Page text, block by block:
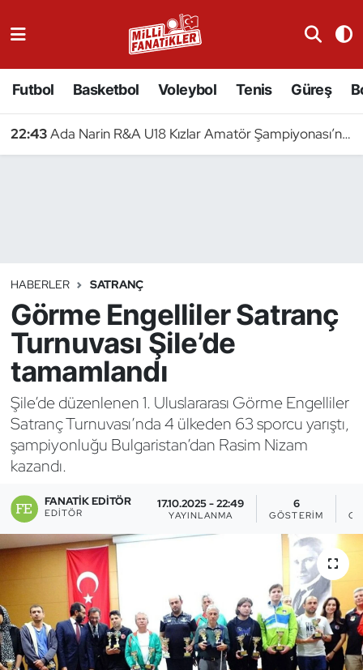
Futbol Basketbol Voleybol Tenis Güreş
22:43Ada Narin R&A U18 Kızlar Amatör Şampiyonası’nda Yarışacak
HABERLER SATRANÇ
Görme Engelliler Satranç
Turnuvası Şile’de
tamamlandı
Şile’de düzenlenen 1. Uluslararası Görme Engelliler
Satranç Turnuvası’nda 4 ülkeden 63 sporcu yarıştı,
şampiyonluğu Bulgaristan’dan Rasim Nizam
kazandı.
FANATIK EDITÖR
EDITÖR
17.10.2025 - 22:49
YAYINLANMA
6
GÖSTERIM
Badminton
Binicilik
Bisiklet
Boks
Briç
Buz Hokeyi
Buz Pateni
Çim Hokeyi
Cimnastik